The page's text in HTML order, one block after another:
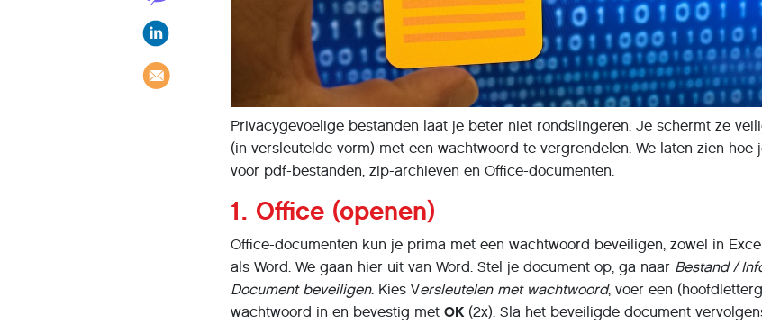
Privacygevoelige bestanden laat je beter niet rondslingeren. Je schermt ze
(in versleutelde vorm) met een wachtwoord te vergrendelen. We laten zien hoe
voor pdf-bestanden, zip-archieven en Office-documenten.
1. Office (openen)
Office-documenten kun je prima met een wachtwoord beveiligen, zowel in
als Word. We gaan hier uit van Word. Stel je document op, ga naar Bestand /
Document beveiligen. Kies Versleutelen met wachtwoord, voer een
wachtwoord in en bevestig metOK(2x). Sla het beveiligde document